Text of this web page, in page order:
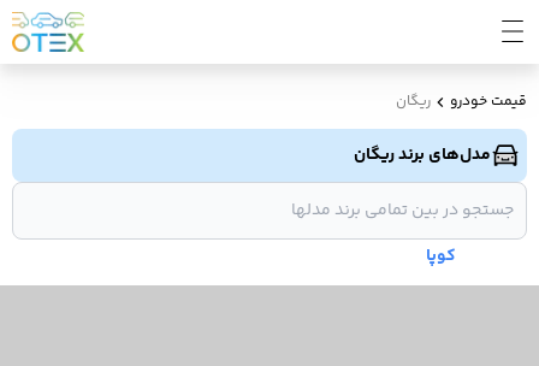
قیمت خودرو ریگان
مدل‌های برند ریگان
کوپا